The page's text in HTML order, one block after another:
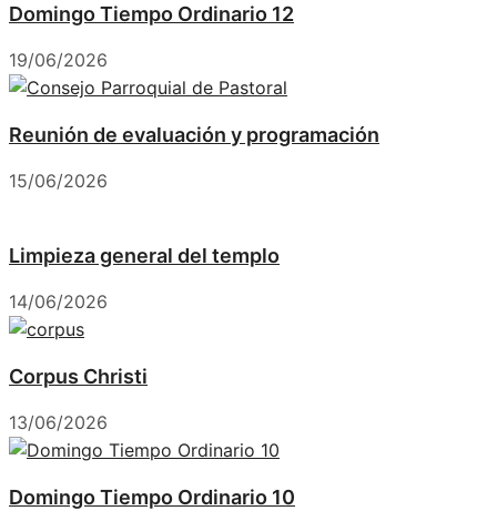
Domingo Tiempo Ordinario 12
19/06/2026
Reunión de evaluación y programación
15/06/2026
Limpieza general del templo
14/06/2026
Corpus Christi
13/06/2026
Domingo Tiempo Ordinario 10